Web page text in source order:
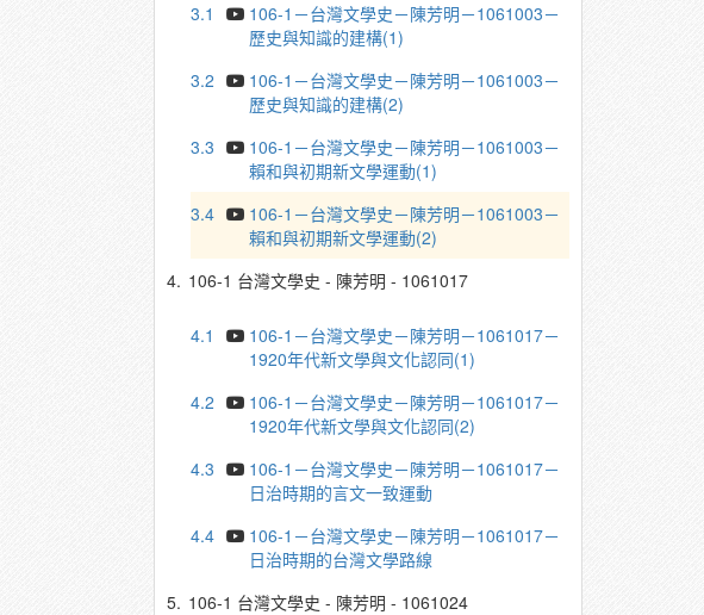
3.1
106-1－台灣文學史－陳芳明－1061003－
歷史與知識的建構(1)
3.2
106-1－台灣文學史－陳芳明－1061003－
歷史與知識的建構(2)
3.3
106-1－台灣文學史－陳芳明－1061003－
賴和與初期新文學運動(1)
3.4
106-1－台灣文學史－陳芳明－1061003－
賴和與初期新文學運動(2)
4. 106-1 台灣文學史 - 陳芳明 - 1061017
4.1
106-1－台灣文學史－陳芳明－1061017－
1920年代新文學與文化認同(1)
4.2
106-1－台灣文學史－陳芳明－1061017－
1920年代新文學與文化認同(2)
4.3
106-1－台灣文學史－陳芳明－1061017－
日治時期的言文一致運動
4.4
106-1－台灣文學史－陳芳明－1061017－
日治時期的台灣文學路線
5. 106-1 台灣文學史 - 陳芳明 - 1061024